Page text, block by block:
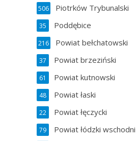
Piotrków Trybunalski
506
Poddębice
35
Powiat bełchatowski
216
Powiat brzeziński
37
Powiat kutnowski
61
Powiat łaski
48
Powiat łęczycki
22
Powiat łódzki wschodni
79